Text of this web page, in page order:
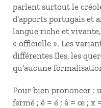
parlent surtout le
d’apports portugais et
langue riche et
« officielle ». Les
différentes îles, les
qu’aucune
Pour bien prononcer :
fermé ; ê = é ; â = œ ; x